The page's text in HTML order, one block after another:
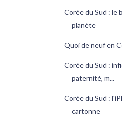
Corée du Sud : le
planète
Quoi de neuf en
Corée du Sud :
paternité, m...
Corée du Sud :
cartonne